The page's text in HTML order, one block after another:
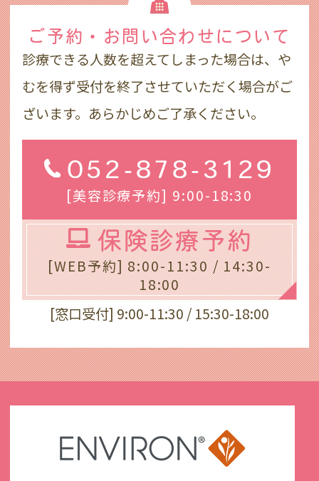
ご予約・お問い合わせ について
診療できる人数を超えてしまった場合は、や
むを得ず受付を終了させていただく場合がご
ざいます。あらかじめご了承ください。
052-878-3129
[美容診療予約] 9:00-18:30
保険診療予約
[WEB予約] 8:00-11:30 / 14:30-
18:00
[窓口受付] 9:00-11:30 / 15:30-18:00